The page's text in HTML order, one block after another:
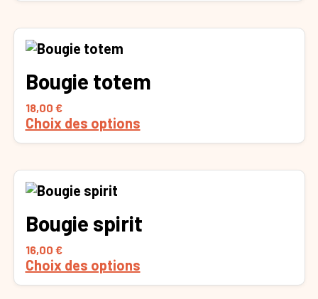
peuvent
être
choisies
sur
la
page
du
produit
Bougie totem
18,00 €
Choix des options
Ce
a
plusieurs
variations.
Les
peuvent
être
choisies
sur
la
page
du
produit
Bougie spirit
16,00 €
Choix des options
Ce
a
plusieurs
variations.
Les